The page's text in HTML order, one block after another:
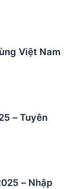
Việt Nam
– Tuyên
– Nhập